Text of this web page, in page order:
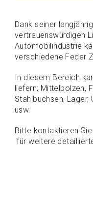
Dank seiner
vertrauenswürdigen
Automobilindustrie
verschiedene Feder
In diesem Bereich
liefern; Mittelbolzen,
Stahlbuchsen, Lager,
usw.
Bitte kontaktieren
für weitere